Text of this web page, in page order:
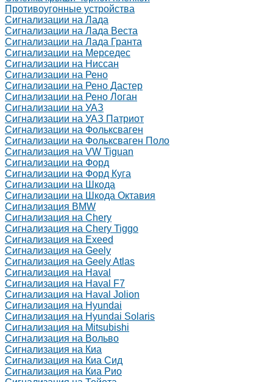
Противоугонные устройства
Сигнализации на Лада
Сигнализации на Лада Веста
Сигнализации на Лада Гранта
Сигнализации на Мерседес
Сигнализации на Ниссан
Сигнализации на Рено
Сигнализации на Рено Дастер
Сигнализации на Рено Логан
Сигнализации на УАЗ
Сигнализации на УАЗ Патриот
Сигнализации на Фольксваген
Сигнализации на Фольксваген Поло
Сигнализация на VW Tiguan
Сигнализации на Форд
Сигнализации на Форд Куга
Сигнализации на Шкода
Сигнализации на Шкода Октавия
Сигнализация BMW
Сигнализация на Chery
Сигнализация на Chery Tiggo
Сигнализация на Exeed
Сигнализация на Geely
Сигнализация на Geely Atlas
Сигнализация на Haval
Сигнализация на Haval F7
Сигнализация на Haval Jolion
Сигнализация на Hyundai
Сигнализация на Hyundai Solaris
Сигнализация на Mitsubishi
Сигнализация на Вольво
Сигнализация на Киа
Сигнализация на Киа Cид
Сигнализация на Киа Рио